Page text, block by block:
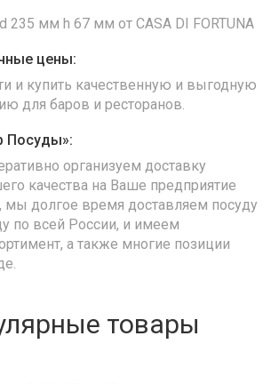
235 мм h 67 мм от CASA DI FORTUNA
цены:
и купить качественную и выгодную
для баров и ресторанов.
Посуды»:
организуем доставку
качества на Ваше предприятие
долгое время доставляем посуду
по всей России, и имеем
а также многие позиции
товары